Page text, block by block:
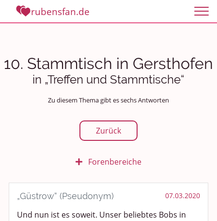
rubensfan.de
10. Stammtisch in Gersthofen
in „Treffen und Stammtische“
Zu diesem Thema gibt es sechs Antworten
Zurück
Forenbereiche
Rundum Leben
„Güstrow“ (Pseudonym) 07.03.2020
Und nun ist es soweit. Unser beliebtes Bobs in